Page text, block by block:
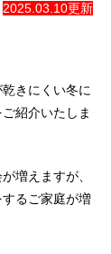
2025.03.10更新
きにくい冬に
紹介いたしま
増えますが、
るご家庭が増